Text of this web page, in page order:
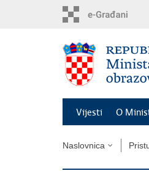
Vijesti O
Naslovnica